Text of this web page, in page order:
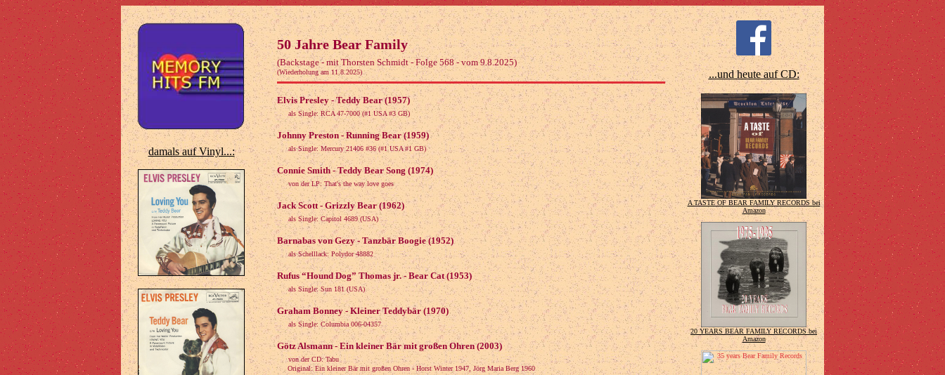
damals auf Vinyl...:
50 Jahre Bear Family
(Backstage - mit Thorsten Schmidt - Folge 568 - vom 9.8.2025)
(Wiederholung am 11.8.2025)
Elvis Presley - Teddy Bear (1957)
als Single: RCA 47-7000 (#1 USA #3 GB)
Johnny Preston - Running Bear (1959)
als Single: Mercury 21406 #36 (#1 USA #1 GB)
Connie Smith - Teddy Bear Song (1974)
von der LP: That's the way love goes
Jack Scott - Grizzly Bear (1962)
als Single: Capitol 4689 (USA)
Barnabas von Gezy - Tanzbär Boogie (1952)
als Schelllack: Polydor 48882
Rufus “Hound Dog” Thomas jr. - Bear Cat (1953)
als Single: Sun 181 (USA)
Graham Bonney - Kleiner Teddybär (1970)
als Single: Columbia 006-04357
Götz Alsmann - Ein kleiner Bär mit großen Ohren (2003)
von der CD: Tabu
Original: Ein kleiner Bär mit großen Ohren - Horst Winter 1947, Jörg Maria Berg 1960
...und heute auf CD:
A TASTE OF BEAR FAMILY RECORDS bei
Amazon
20 YEARS BEAR FAMILY RECORDS bei
Amazon